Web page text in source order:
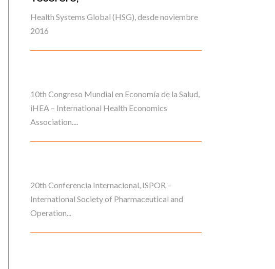
Health Systems Global (HSG), desde noviembre
2016
10th Congreso Mundial en Economía de la Salud,
iHEA – International Health Economics
Association....
20th Conferencia Internacional, ISPOR –
International Society of Pharmaceutical and
Operation...